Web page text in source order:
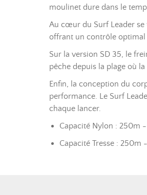
moulinet dure dans le
Au cœur du Surf Leader se
offrant un contrôle
Sur la version SD 35, le
pêche depuis la plage où
Enfin, la conception du
performance. Le Surf
chaque lancer.
Capacité Nylon : 250m
Capacité Tresse : 250m